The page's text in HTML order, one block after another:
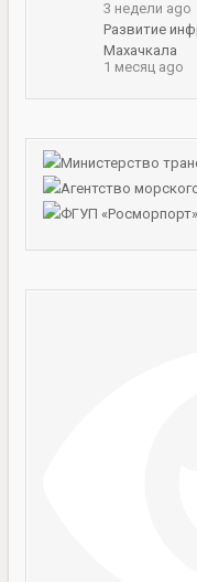
3 недели ago
Развитие
Махачкала
1 месяц ago